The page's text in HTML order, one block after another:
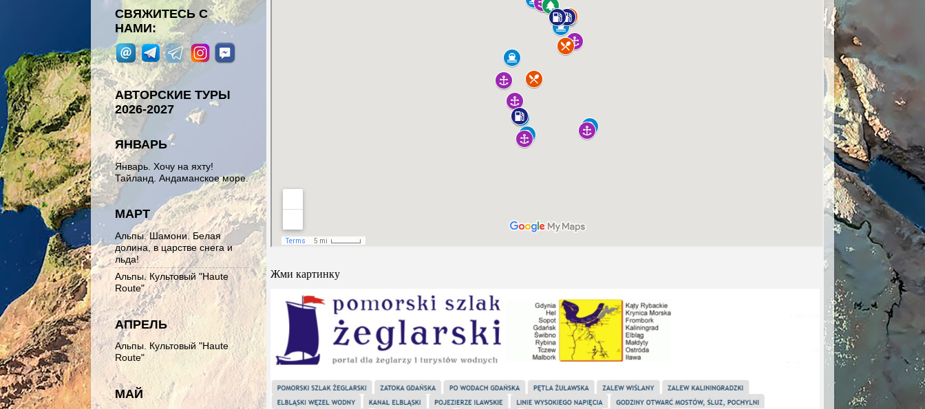
Жми картинку
СВЯЖИТЕСЬ С
НАМИ:
АВТОРСКИЕ ТУРЫ
2026-2027
ЯНВАРЬ
Январь. Хочу на яхту!
Тайланд. Андаманское море.
МАРТ
Альпы. Шамони. Белая
долина, в царстве снега и
льда!
Альпы. Культовый "Haute
Route"
АПРЕЛЬ
Альпы. Культовый "Haute
Route"
МАЙ